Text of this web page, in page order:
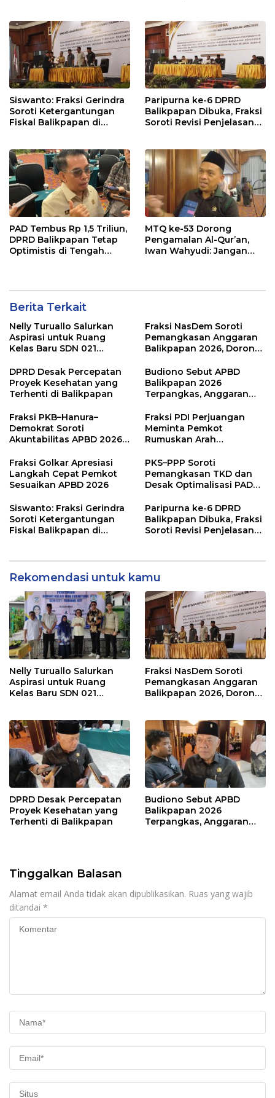
Siswanto: Fraksi Gerindra
Soroti Ketergantungan
Fiskal Balikpapan di
Paripurna ke-6 DPRD
Balikpapan Dibuka, Fraksi
Soroti Revisi Penjelasan
PAD Tembus Rp 1,5 Triliun,
DPRD Balikpapan Tetap
Optimistis di Tengah
MTQ ke-53 Dorong
Pengamalan Al-Qur’an,
Iwan Wahyudi: Jangan
Berita Terkait
Nelly Turuallo Salurkan
Aspirasi untuk Ruang
Kelas Baru SDN 021
Fraksi NasDem Soroti
Pemangkasan Anggaran
Balikpapan 2026, Dorong
Publik
DPRD Desak Percepatan
Proyek Kesehatan yang
Terhenti di Balikpapan
Budiono Sebut APBD
Balikpapan 2026
Terpangkas, Anggaran
Fraksi PKB–Hanura–
Demokrat Soroti
Akuntabilitas APBD 2026
Pengawasan Belanja
Modal
Fraksi PDI Perjuangan
Meminta Pemkot
Rumuskan Arah
Terukur sebagai
Penyangga IKN
Fraksi Golkar Apresiasi
Langkah Cepat Pemkot
Sesuaikan APBD 2026
PKS–PPP Soroti
Pemangkasan TKD dan
Desak Optimalisasi PAD
Balikpapan 2026
Siswanto: Fraksi Gerindra
Soroti Ketergantungan
Fiskal Balikpapan di
Paripurna ke-6 DPRD
Balikpapan Dibuka, Fraksi
Soroti Revisi Penjelasan
Rekomendasi untuk kamu
Nelly Turuallo Salurkan
Aspirasi untuk Ruang
Kelas Baru SDN 021
Fraksi NasDem Soroti
Pemangkasan Anggaran
Balikpapan 2026, Dorong
DPRD Desak Percepatan
Proyek Kesehatan yang
Terhenti di Balikpapan
Budiono Sebut APBD
Balikpapan 2026
Terpangkas, Anggaran
Tinggalkan Balasan
Alamat email Anda tidak akan dipublikasikan. Ruas yang wajib
ditandai *